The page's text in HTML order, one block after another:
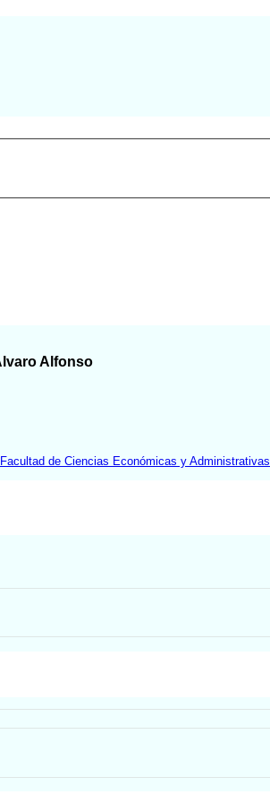
Alfonso
Facultad de Ciencias Económicas y Administrativas